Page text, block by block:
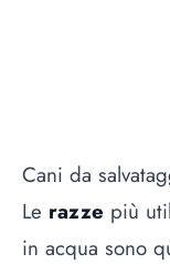
Cani da
Le razze più
in acqua sono